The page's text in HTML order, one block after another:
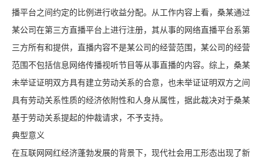
播平台之间约定的比例进行收益分配。从工作内容上看，桑某通过
某公司在第三方直播平台上进行注册，其从事的网络直播平台系第
三方所有和提供，直播内容不是某公司的经营范围，某公司的经营
范围不包括信息网络传播视听节目等从事直播的内容。综上，桑某
未举证证明双方具有建立劳动关系的合意，也未举证证明双方之间
具有劳动关系性质的经济依附性和人身从属性，据此裁决对于桑某
基于劳动关系提起的仲裁请求，不予支持。
典型意义
在互联网网红经济蓬勃发展的背景下，现代社会用工形态出现了新